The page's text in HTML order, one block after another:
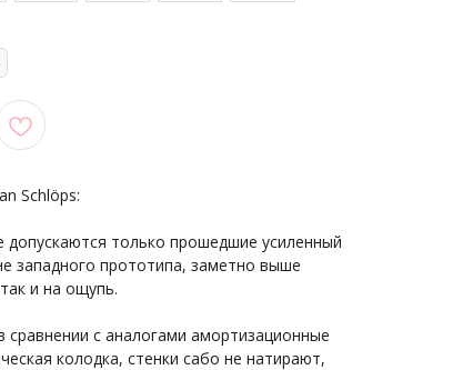
Schlöps:
только прошедшие усиленный
западного прототипа, заметно выше
и на ощупь.
с аналогами амортизационные
колодка, стенки сабо не натирают,